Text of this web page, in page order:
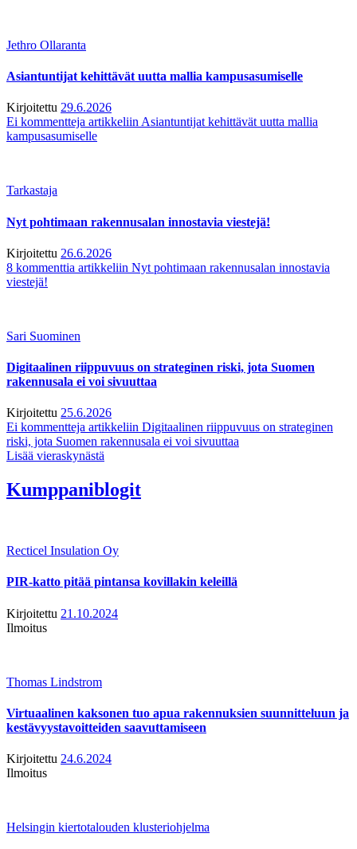
Jethro Ollaranta
Asiantuntijat kehittävät uutta mallia kampusasumiselle
Kirjoitettu 29.6.2026
Ei kommentteja artikkeliin Asiantuntijat kehittävät uutta mallia
kampusasumiselle
Tarkastaja
Nyt pohtimaan rakennusalan innostavia viestejä!
Kirjoitettu 26.6.2026
8 kommenttia artikkeliin Nyt pohtimaan rakennusalan innostavia
viestejä!
Sari Suominen
Digitaalinen riippuvuus on strateginen riski, jota Suomen
rakennusala ei voi sivuuttaa
Kirjoitettu 25.6.2026
Ei kommentteja artikkeliin Digitaalinen riippuvuus on strateginen
riski, jota Suomen rakennusala ei voi sivuuttaa
Lisää vieraskynästä
Kumppaniblogit
Recticel Insulation Oy
PIR-katto pitää pintansa kovillakin keleillä
Kirjoitettu 21.10.2024
Ilmoitus
Thomas Lindstrom
Virtuaalinen kaksonen tuo apua rakennuksien suunnitteluun ja
kestävyystavoitteiden saavuttamiseen
Kirjoitettu 24.6.2024
Ilmoitus
Helsingin kiertotalouden klusteriohjelma